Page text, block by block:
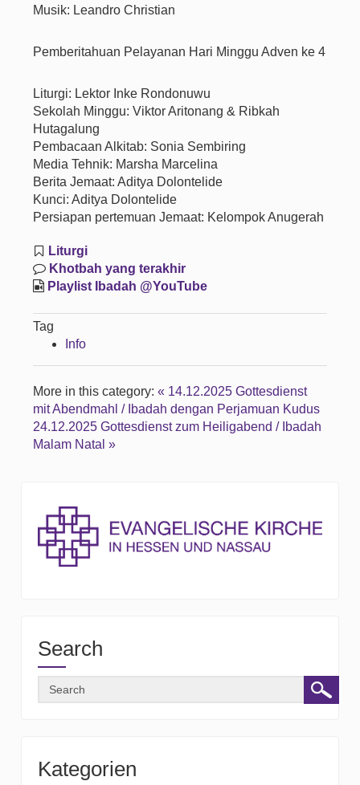
Musik: Leandro Christian
Pemberitahuan Pelayanan Hari Minggu Adven ke 4
Liturgi: Lektor Inke Rondonuwu
Sekolah Minggu: Viktor Aritonang & Ribkah
Hutagalung
Pembacaan Alkitab: Sonia Sembiring
Media Tehnik: Marsha Marcelina
Berita Jemaat: Aditya Dolontelide
Kunci: Aditya Dolontelide
Persiapan pertemuan Jemaat: Kelompok Anugerah
Liturgi
Khotbah yang terakhir
Playlist Ibadah @YouTube
Tag
Info
More in this category: « 14.12.2025 Gottesdienst
mit Abendmahl / Ibadah dengan Perjamuan Kudus
24.12.2025 Gottesdienst zum Heiligabend / Ibadah
Malam Natal »
Search
Kategorien